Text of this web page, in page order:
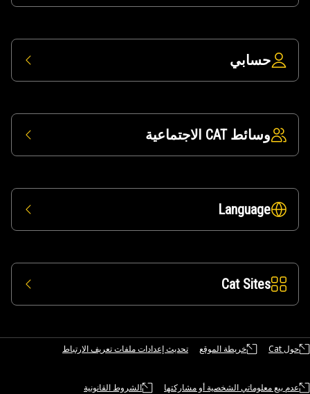
حسابي
وسائط CAT الاجتماعية
Language
Cat Sites
حول Cat خريطة الموقع تحديث إعدادات ملفات تعريف الارتباط
عدم بيع معلوماتي الشخصية أو مشاركتها الشروط القانونية